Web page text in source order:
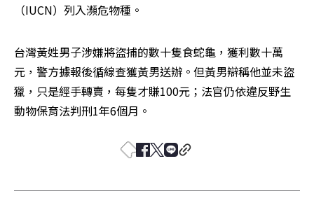
（IUCN）列入瀕危物種。
台灣黃姓男子涉嫌將盜捕的數十隻食蛇龜，獲利數十萬
元，警方據報後循線查獲黃男送辦。但黃男辯稱他並未盜
獵，只是經手轉賣，每隻才賺100元；法官仍依違反野生
動物保育法判刑1年6個月。